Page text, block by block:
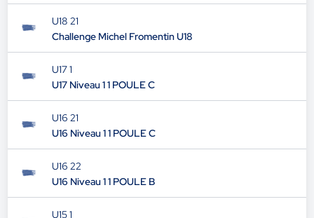
U18 21
Challenge Michel Fromentin U18
U17 1
U17 Niveau 1 1 POULE C
U16 21
U16 Niveau 1 1 POULE C
U16 22
U16 Niveau 1 1 POULE B
U15 1